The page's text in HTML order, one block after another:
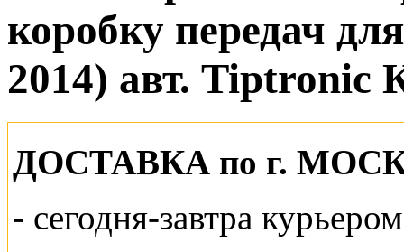
коробку передач
2014) авт. Tiptronic
ДОСТАВКА по г.
- сегодня-завтра